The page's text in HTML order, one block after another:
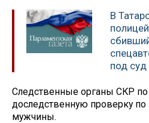
В
под суд
Следственные органы СКР по
доследственную проверку по
мужчины.